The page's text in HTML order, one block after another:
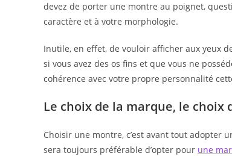
devez de porter une montre au poignet,
caractère et à votre morphologie.
Inutile, en effet, de vouloir afficher aux yeux
si vous avez des os fins et que vous ne
cohérence avec votre propre personnalité
Le choix de la marque, le choix
Choisir une montre, c’est avant tout adopter
sera toujours préférable d’opter pour une